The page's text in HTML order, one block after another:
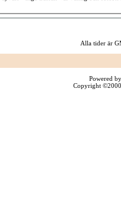
Alla tider är
Powered
Copyright